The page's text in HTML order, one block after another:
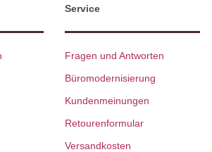
Service
Fragen und Antworten
Büromodernisierung
Kundenmeinungen
Retourenformular
Versandkosten